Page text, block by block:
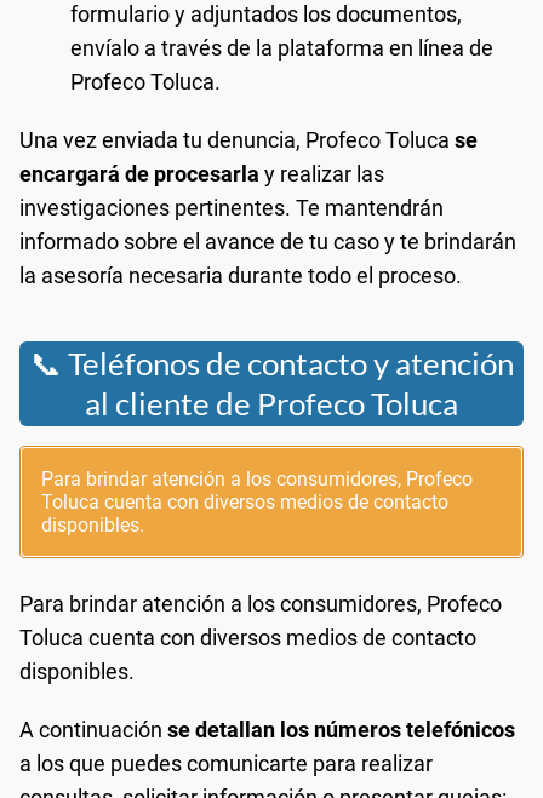
formulario y adjuntados los documentos,
envíalo a través de la plataforma en línea de
Profeco Toluca.
Una vez enviada tu denuncia, Profeco Toluca se
encargará de procesarla y realizar las
investigaciones pertinentes. Te mantendrán
informado sobre el avance de tu caso y te brindarán
la asesoría necesaria durante todo el proceso.
📞 Teléfonos de contacto y atención
al cliente de Profeco Toluca
Para brindar atención a los consumidores, Profeco
Toluca cuenta con diversos medios de contacto
disponibles.
Para brindar atención a los consumidores, Profeco
Toluca cuenta con diversos medios de contacto
disponibles.
A continuación se detallan los números telefónicos
a los que puedes comunicarte para realizar